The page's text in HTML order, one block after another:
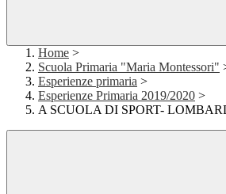
Home >
Scuola Primaria "Maria Montessori"
Esperienze primaria >
Esperienze Primaria 2019/2020 >
A SCUOLA DI SPORT-